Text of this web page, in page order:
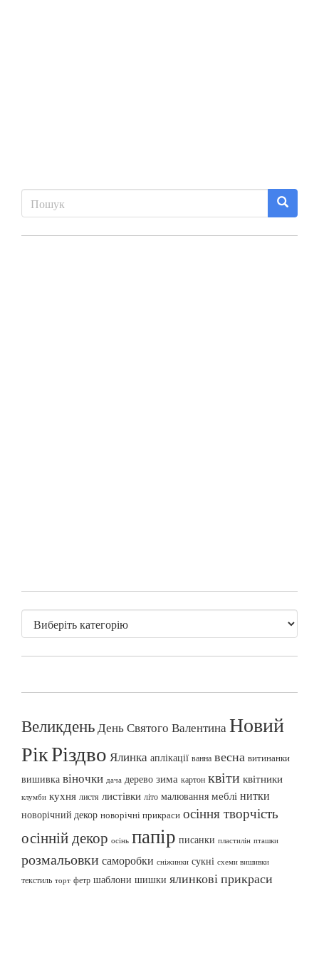
ВеликденьДень Святого ВалентинаНовий
РікРіздво Ялинка аплікації ванна весна витинанки
вишивка віночки дача дерево зима картон квіти квітники
клумби кухня листя листівки літо малювання меблі нитки
новорічний декор новорічні прикраси осіння творчість
осінній декор осінь папір писанки пластилін пташки
розмальовки саморобки сніжинки сукні схеми вишивки
текстиль торт фетр шаблони шишки ялинкові прикраси